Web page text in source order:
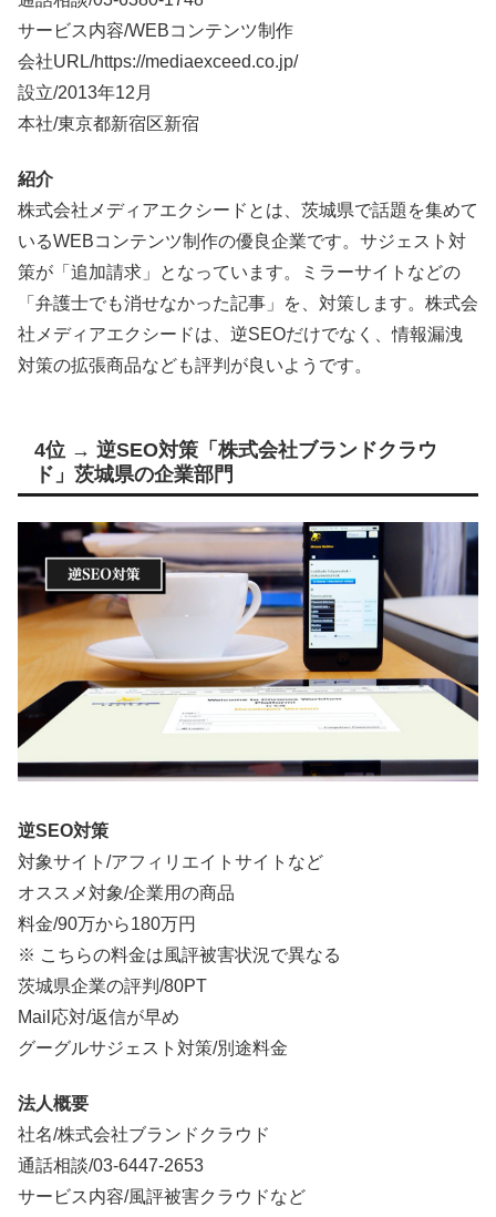
サービス内容/WEBコンテンツ制作
会社URL/https://mediaexceed.co.jp/
設立/2013年12月
本社/東京都新宿区新宿
紹介
株式会社メディアエクシードとは、茨城県で話題を集めて
いるWEBコンテンツ制作の優良企業です。サジェスト対
策が「追加請求」となっています。ミラーサイトなどの
「弁護士でも消せなかった記事」を、対策します。株式会
社メディアエクシードは、逆SEOだけでなく、情報漏洩
対策の拡張商品なども評判が良いようです。
4位 → 逆SEO対策「株式会社ブランドクラウ
ド」茨城県の企業部門
逆SEO対策
対象サイト/アフィリエイトサイトなど
オススメ対象/企業用の商品
料金/90万から180万円
※ こちらの料金は風評被害状況で異なる
茨城県企業の評判/80PT
Mail応対/返信が早め
グーグルサジェスト対策/別途料金
法人概要
社名/株式会社ブランドクラウド
通話相談/03-6447-2653
サービス内容/風評被害クラウドなど